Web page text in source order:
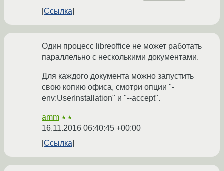
Ссылка
Один процесс libreoffice не может работать
параллельно с несколькими документами.
Для каждого документа можно запустить
свою копию офиса, смотри опции "-
env:UserInstallation" и "--accept".
amm ★★
16.11.2016 06:40:45 +00:00
Ссылка